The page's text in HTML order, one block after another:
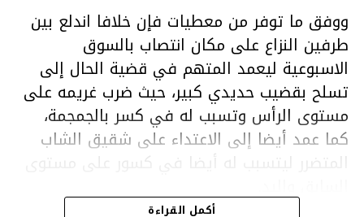
ووفق ما توفر من معطيات فإن خلافا اندلع بين
طرفين النزاع على مكان انتصاب بالسوق
الاسبوعية ليعمد المتهم في قضية الحال إلى
تسلح بقضيب حديدي كبير، حيث ضرب غريمه على
مستوى الرأس وتسبب له في كسر بالجمجمة،
كما عمد أيضا إلى الاعتداء على شقيق الشاب
المتضرر ليتسبب له أيضا في كسور على مستوى
هذا وقد تمكن أعوان مركز الأمن الوطني بحي
أكمل القراءة